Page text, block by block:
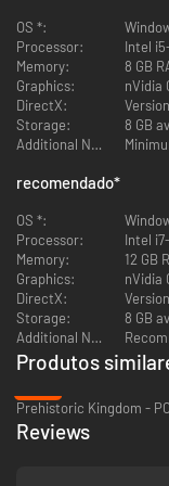
OS *:
Processor:
Intel
Memory:
8 GB
Graphics:
nVidia
DirectX:
Version
Storage:
8 GB
Additional Notes:
recomendado*
OS *:
Processor:
Intel
Memory:
12 GB
Graphics:
nVidia
DirectX:
Version
Storage:
8 GB
Additional Notes:
Produtos
Prehistoric Kingdom -
Reviews